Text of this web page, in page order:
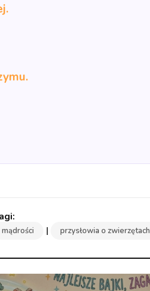
mądrości | przysłowia o zwierzętach